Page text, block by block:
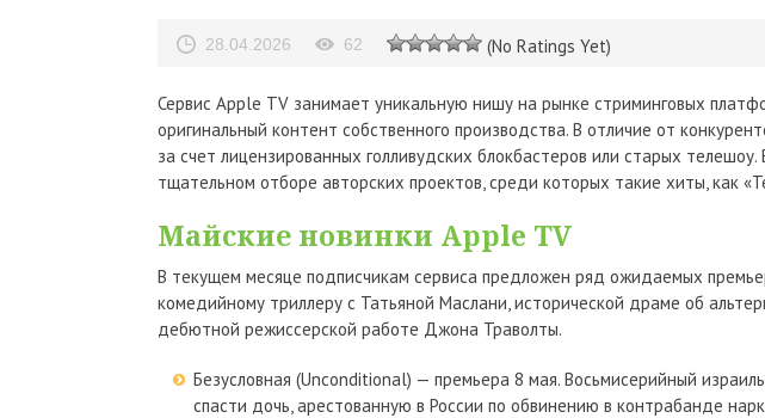
28.04.2026 62 (No Ratings Yet)
Сервис Apple TV занимает уникальную нишу на рынке стриминговых
оригинальный контент собственного производства. В отличие от
за счет лицензированных голливудских блокбастеров или старых
тщательном отборе авторских проектов, среди которых такие хиты, как
Майские новинки Apple TV
В текущем месяце подписчикам сервиса предложен ряд ожидаемых
комедийному триллеру с Татьяной Маслани, исторической драме об
дебютной режиссерской работе Джона Траволты.
Безусловная (Unconditional) — премьера 8 мая. Восьмисерийный
спасти дочь, арестованную в России по обвинению в контрабанде